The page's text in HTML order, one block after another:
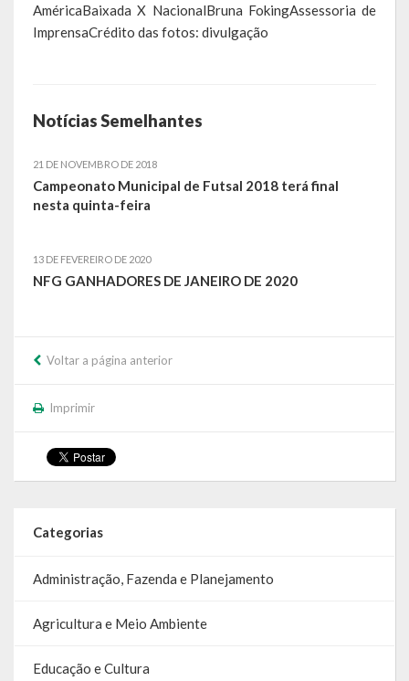
Demonstrativos Contábeis
Leis Orçamentárias
RPPS
Publicações Diversas
Eleições Conselho Tutelar
Licitações
Transparência
AméricaBaixada X NacionalBruna FokingAssessoria de
ImprensaCrédito das fotos: divulgação
Notícias Semelhantes
21 DE NOVEMBRO DE 2018
Campeonato Municipal de Futsal 2018 terá final
nesta quinta-feira
13 DE FEVEREIRO DE 2020
NFG GANHADORES DE JANEIRO DE 2020
Voltar a página anterior
Imprimir
Categorias
Administração, Fazenda e Planejamento
Agricultura e Meio Ambiente
Educação e Cultura